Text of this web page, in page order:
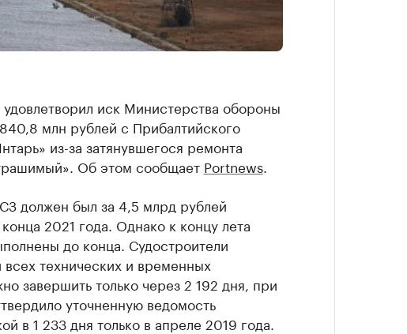
иск Министерства обороны
млн рублей с Прибалтийского
из-за затянувшегося ремонта
Об этом сообщает Portnews.
должен был за 4,5 млрд рублей
2021 года. Однако к концу лета
до конца. Судостроители
технических и временных
завершить только через 2 192 дня, при
уточненную ведомость
в 1 233 дня только в апреле 2019 года.